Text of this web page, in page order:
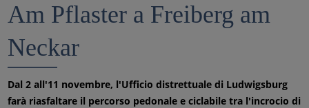
Am Pflaster a Freiberg am
Neckar
Dal 2 all'11 novembre, l'Ufficio distrettuale di Ludwigsburg
farà riasfaltare il percorso pedonale e ciclabile tra l'incrocio di